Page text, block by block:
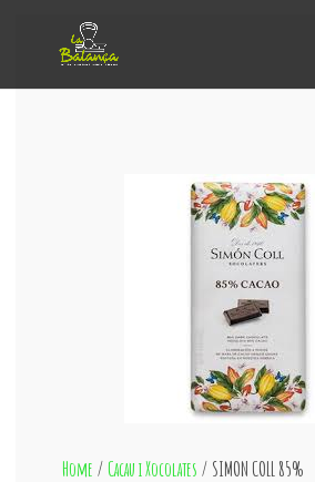
Home / Cacau i Xocolates / SIMON COLL 85%